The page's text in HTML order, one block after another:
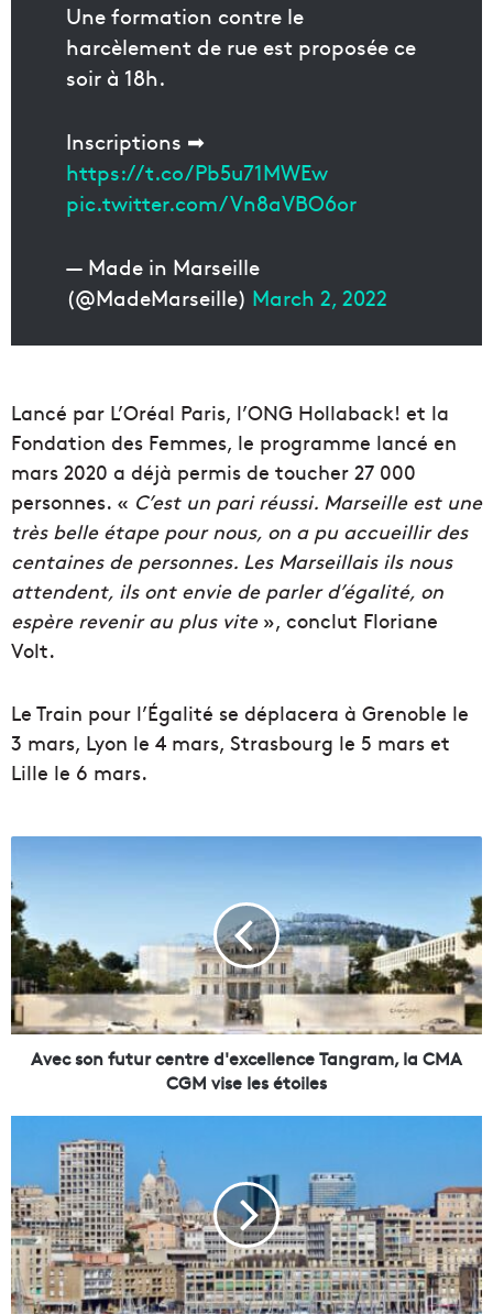
Une formation contre le
harcèlement de rue est proposée ce
soir à 18h.
Inscriptions ➡
https://t.co/Pb5u71MWEw
pic.twitter.com/Vn8aVBO6or
— Made in Marseille
(@MadeMarseille) March 2, 2022
Lancé par L’Oréal Paris, l’ONG Hollaback! et la
Fondation des Femmes, le programme lancé en
mars 2020 a déjà permis de toucher 27 000
personnes. « C’est un pari réussi. Marseille est une
très belle étape pour nous, on a pu accueillir des
centaines de personnes. Les Marseillais ils nous
attendent, ils ont envie de parler d’égalité, on
espère revenir au plus vite», conclut Floriane
Volt.
Le Train pour l’Égalité se déplacera à Grenoble le
3 mars, Lyon le 4 mars, Strasbourg le 5 mars et
Lille le 6 mars.
e
c
s
o
n
f
u
t
r
e
d
'
e
Avec son futur centre d'excellence Tangram, la CMA
CGM vise les étoiles
h
i
n
k
-